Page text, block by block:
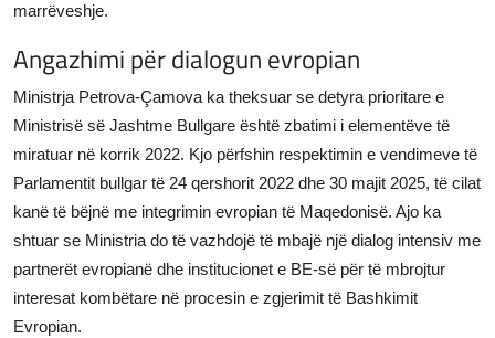
marrëveshje.
Angazhimi për dialogun evropian
Ministrja Petrova-Çamova ka theksuar se detyra prioritare e
Ministrisë së Jashtme Bullgare është zbatimi i elementëve të
miratuar në korrik 2022. Kjo përfshin respektimin e vendimeve të
Parlamentit bullgar të 24 qershorit 2022 dhe 30 majit 2025, të cilat
kanë të bëjnë me integrimin evropian të Maqedonisë. Ajo ka
shtuar se Ministria do të vazhdojë të mbajë një dialog intensiv me
partnerët evropianë dhe institucionet e BE-së për të mbrojtur
interesat kombëtare në procesin e zgjerimit të Bashkimit
Evropian.